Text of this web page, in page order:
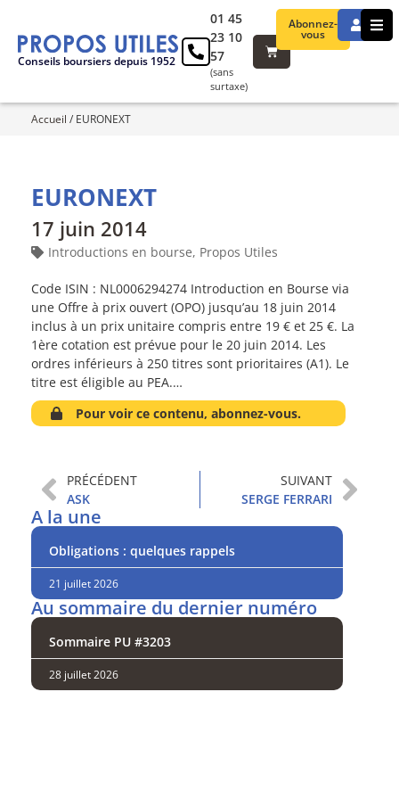
Conseils boursiers depuis 1952
Abonnez-
vous
01 45
23 10
57
(sans
surtaxe)
Accueil / EURONEXT
EURONEXT
17 juin 2014
Introductions en bourse, Propos Utiles
Code ISIN : NL0006294274 Introduction en Bourse via
une Offre à prix ouvert (OPO) jusqu’au 18 juin 2014
inclus à un prix unitaire compris entre 19 € et 25 €. La
1ère cotation est prévue pour le 20 juin 2014. Les
ordres inférieurs à 250 titres sont prioritaires (A1). Le
titre est éligible au PEA.…
Pour voir ce contenu, abonnez-vous.
PRÉCÉDENT
ASK
SUIVANT
SERGE FERRARI
A la une
Obligations : quelques rappels
21 juillet 2026
Au sommaire du dernier numéro
Sommaire PU #3203
28 juillet 2026